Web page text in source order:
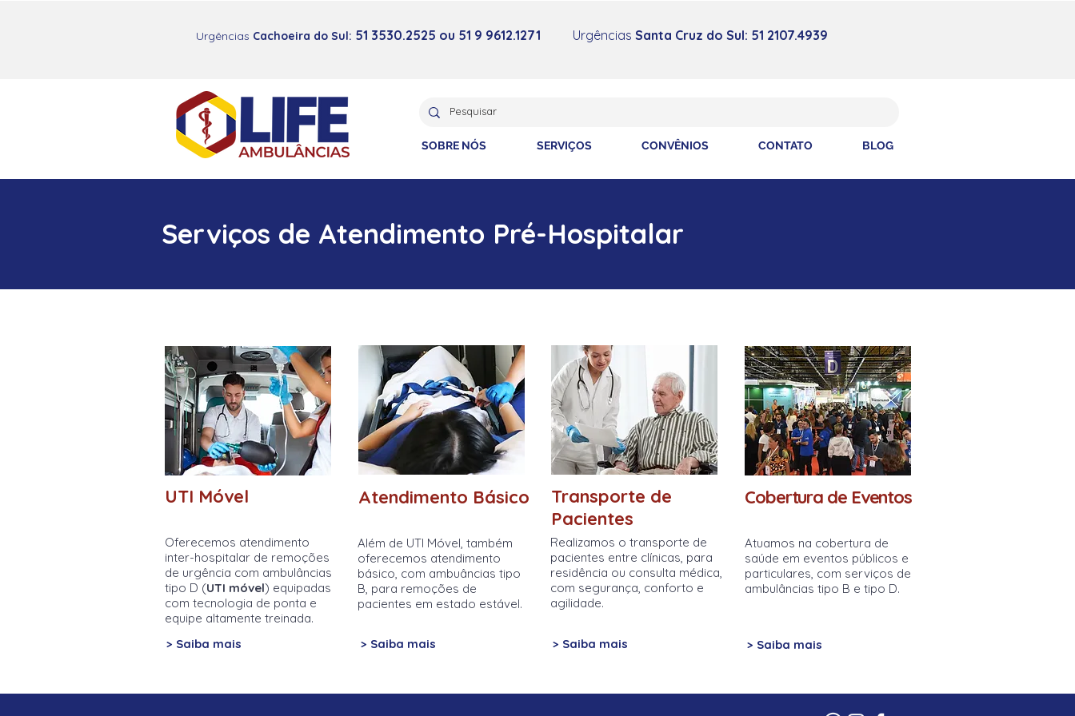
Urgências Cachoeira do Sul: 51 3530.2525 ou 51 9 9612.1271 Urgências Santa Cruz do Sul: 51 2107.4939
SOBRE NÓS SERVIÇOS CONVÊNIOS CONTATO BLOG
Serviços de Atendimento Pré-Hospitalar
UTI Móvel Atendimento Básico
Transporte de
Pacientes
Cobertura de Eventos
Oferecemos atendimento
inter-hospitalar de remoções
de urgência com ambulâncias
tipo D (UTI móvel) equipadas
com tecnologia de ponta e
equipe altamente treinada.
Além de UTI Móvel, também
oferecemos atendimento
básico, com ambuâncias tipo
B, para remoções de
pacientes em estado estável.
Realizamos o transporte de
pacientes entre clínicas, para
residência ou consulta médica,
com segurança, conforto e
agilidade.
Atuamos na cobertura de
saúde em eventos públicos e
particulares, com serviços de
ambulâncias tipo B e tipo D.
> Saiba mais > Saiba mais > Saiba mais > Saiba mais